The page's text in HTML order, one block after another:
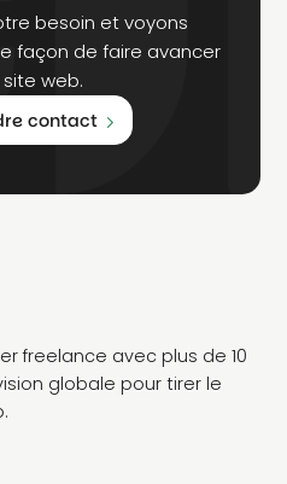
besoin et voyons
façon de faire avancer
web.
contact
freelance avec plus de 10
globale pour tirer le